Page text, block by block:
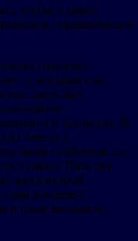
чтобы у юных
соревноваться
граничит
с которым имя
здесь был
–
зодчества. В
вместе с
субботник по
парка. Пять лет
здесь второй
дня рождения
в парк, высадили